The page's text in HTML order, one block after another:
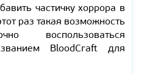
частичку хоррора в
раз такая возможность
воспользоваться
BloodCraft для